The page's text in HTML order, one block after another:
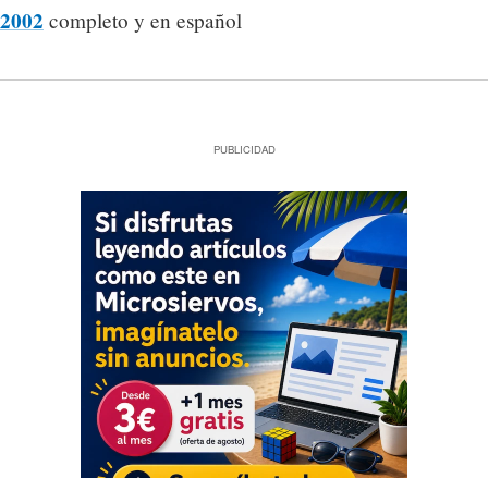
2002 completo y en español
PUBLICIDAD